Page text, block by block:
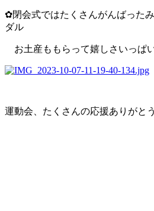
✿閉会式ではたくさんがんばった
ダル
お土産ももらって嬉しさいっぱ
運動会、たくさんの応援ありがと